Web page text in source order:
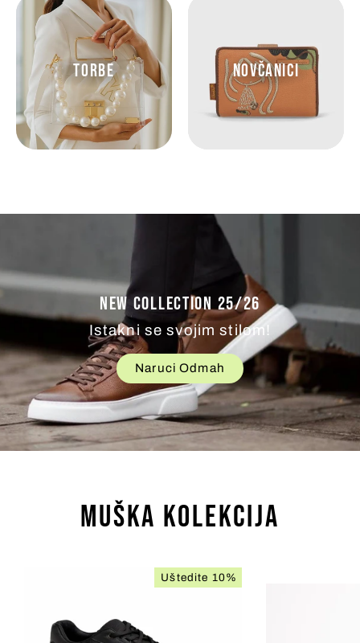
TORBE NOVČANICI
NEW COLLECTION 25/26
Istakni se svojim stilom!
Naruci Odmah
MUŠKA KOLEKCIJA
Uštedite 10%